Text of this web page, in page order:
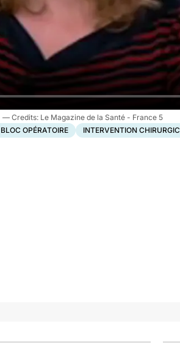
Le Magazine de la Santé - France 5
BLOC OPÉRATOIRE INTERVENTION